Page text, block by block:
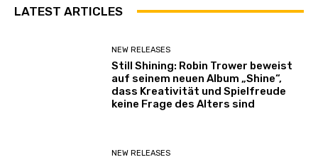
LATEST ARTICLES
NEW RELEASES
Still Shining: Robin Trower beweist
auf seinem neuen Album „Shine“,
dass Kreativität und Spielfreude
keine Frage des Alters sind
NEW RELEASES